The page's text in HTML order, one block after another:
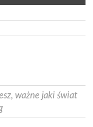
ważne jaki świat